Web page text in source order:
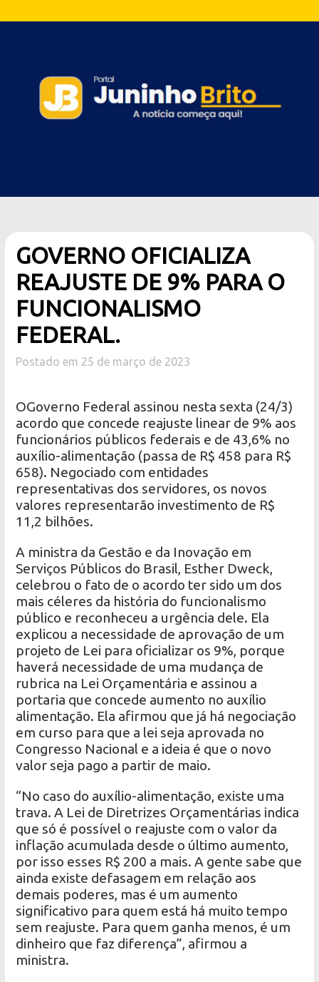
GOVERNO OFICIALIZA
REAJUSTE DE 9% PARA O
FUNCIONALISMO
FEDERAL.
Postado em 25 de março de 2023
OGoverno Federal assinou nesta sexta (24/3)
acordo que concede reajuste linear de 9% aos
funcionários públicos federais e de 43,6% no
auxílio-alimentação (passa de R$ 458 para R$
658). Negociado com entidades
representativas dos servidores, os novos
valores representarão investimento de R$
11,2 bilhões.
A ministra da Gestão e da Inovação em
Serviços Públicos do Brasil, Esther Dweck,
celebrou o fato de o acordo ter sido um dos
mais céleres da história do funcionalismo
público e reconheceu a urgência dele. Ela
explicou a necessidade de aprovação de um
projeto de Lei para oficializar os 9%, porque
haverá necessidade de uma mudança de
rubrica na Lei Orçamentária e assinou a
portaria que concede aumento no auxílio
alimentação. Ela afirmou que já há negociação
em curso para que a lei seja aprovada no
Congresso Nacional e a ideia é que o novo
valor seja pago a partir de maio.
“No caso do auxílio-alimentação, existe uma
trava. A Lei de Diretrizes Orçamentárias indica
que só é possível o reajuste com o valor da
inflação acumulada desde o último aumento,
por isso esses R$ 200 a mais. A gente sabe que
ainda existe defasagem em relação aos
demais poderes, mas é um aumento
significativo para quem está há muito tempo
sem reajuste. Para quem ganha menos, é um
dinheiro que faz diferença”, afirmou a
ministra.